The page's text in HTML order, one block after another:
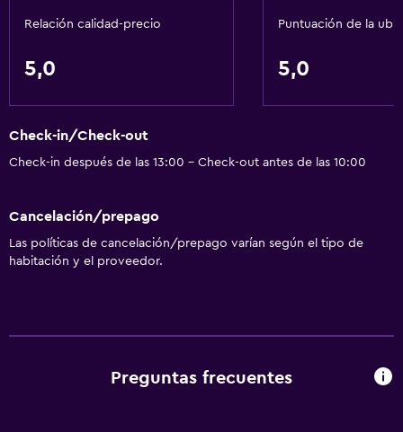
Relación calidad-precio
5,0
Puntuación de la
5,0
Check-in/Check-out
Check-in después de las 13:00 - Check-out antes de las 10:00
Cancelación/prepago
Las políticas de cancelación/prepago varían según el tipo de
habitación y el proveedor.
Preguntas frecuentes